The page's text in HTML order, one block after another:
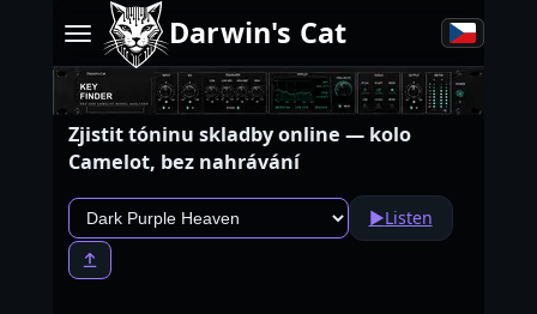
Darwin's Cat
Zjistit tóninu skladby online — kolo
Camelot, bez nahrávání
▶Listen